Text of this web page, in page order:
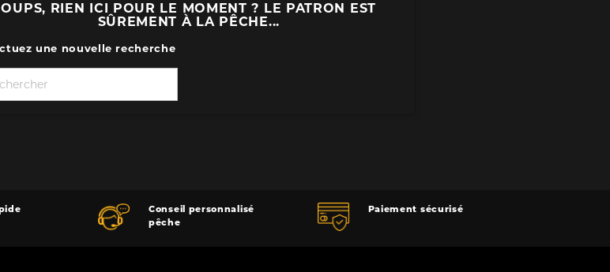
OUPS, RIEN ICI POUR LE MOMENT ? LE PATRON EST
SÛREMENT À LA PÊCHE...
une nouvelle recherche
Conseil personnalisé
pêche
Paiement sécurisé